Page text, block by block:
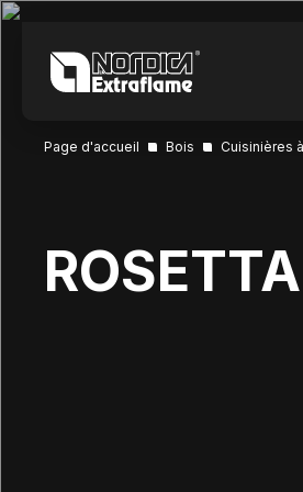
Page d'accueil Bois Cuisinières